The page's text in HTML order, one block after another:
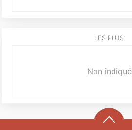
LES PLUS
Non indiqué